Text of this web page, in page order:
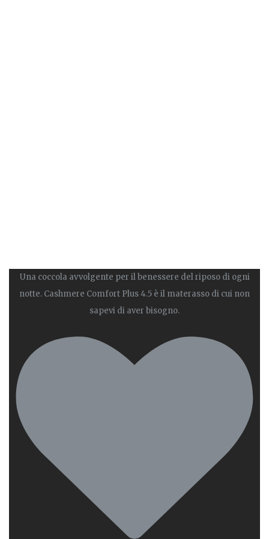
Una coccola avvolgente per il benessere del riposo di ogni
notte. Cashmere Comfort Plus 4.5 è il materasso di cui non
sapevi di aver bisogno.